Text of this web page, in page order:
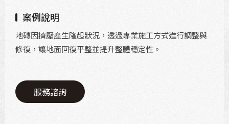
案例說明
地磚因擠壓產生隆起狀況，透過專業施工方式進行調整與
修復，讓地面回復平整並提升整體穩定性。
服務諮詢